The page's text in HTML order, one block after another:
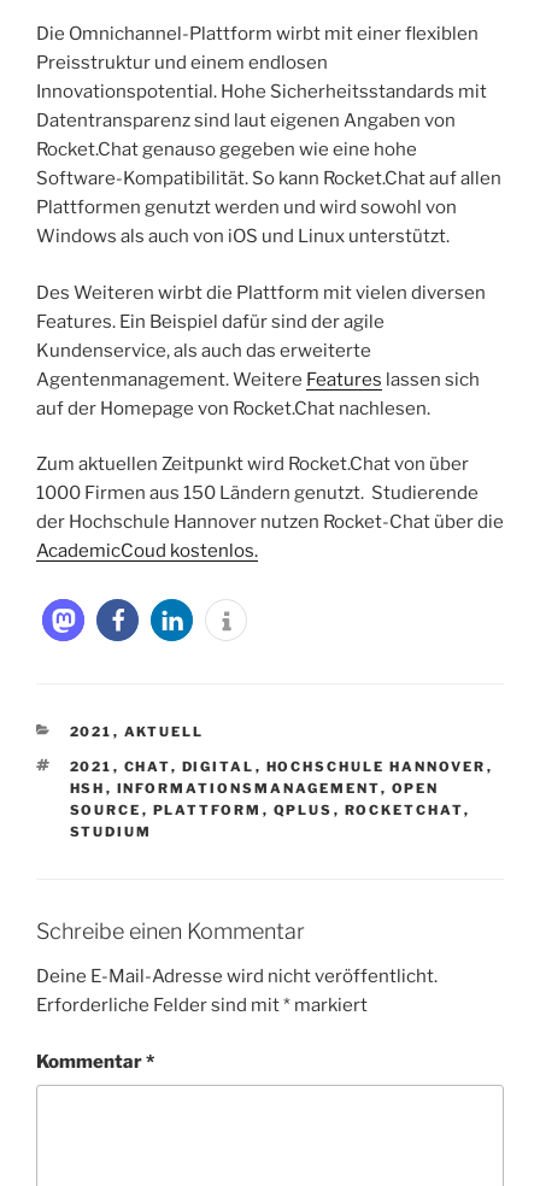
Die Omnichannel-Plattform wirbt mit einer flexiblen
Preisstruktur und einem endlosen
Innovationspotential. Hohe Sicherheitsstandards mit
Datentransparenz sind laut eigenen Angaben von
Rocket.Chat genauso gegeben wie eine hohe
Software-Kompatibilität. So kann Rocket.Chat auf allen
Plattformen genutzt werden und wird sowohl von
Windows als auch von iOS und Linux unterstützt.
Des Weiteren wirbt die Plattform mit vielen diversen
Features. Ein Beispiel dafür sind der agile
Kundenservice, als auch das erweiterte
Agentenmanagement. Weitere Features lassen sich
auf der Homepage von Rocket.Chat nachlesen.
Zum aktuellen Zeitpunkt wird Rocket.Chat von über
1000 Firmen aus 150 Ländern genutzt. Studierende
der Hochschule Hannover nutzen Rocket-Chat über die
AcademicCoud kostenlos.
KATEGORIEN
2021 , AKTUELL
SCHLAGWÖRTER
2021 , CHAT, DIGITAL , HOCHSCHULE HANNOVER ,
HSH , INFORMATIONSMANAGEMENT, OPEN
SOURCE , PLATTFORM , QPLUS , ROCKETCHAT,
STUDIUM
Schreibe einen Kommentar
Deine E-Mail-Adresse wird nicht veröffentlicht.
Erforderliche Felder sind mit* markiert
Kommentar*